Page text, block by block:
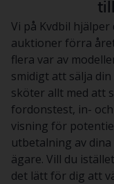
Vi på Kvdbil hjälper
auktioner förra
flera var av
smidigt att sälja din
sköter allt med att
fordonstest, in-
visning för
utbetalning av
ägare. Vill du
det lätt för dig att